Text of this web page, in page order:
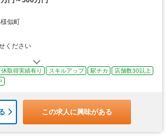
似町
ください
取得実績有り スキルアップ 駅チカ
店舗数30以上
この求人に興味がある